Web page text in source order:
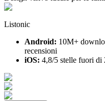
Listonic
Android: 10M+
recensioni
iOS: 4,8/5 stelle fuori di